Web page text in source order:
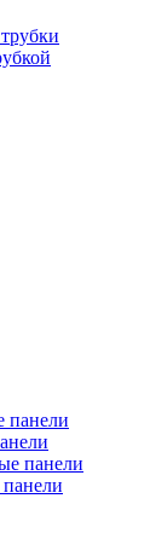
панели
панели